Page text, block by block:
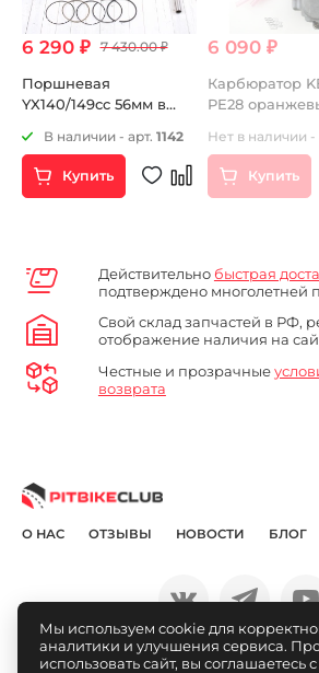
6 290 ₽ 7 430.00 ₽
Поршневая
YX140/149cc 56мм в
В наличии - арт. 1142
Купить
6 090 ₽
Карбюратор
PE28
Нет в наличии -
Купить
Действительно быстрая
подтверждено многолетней
Свой склад запчастей в РФ,
отображение наличия на
Честные и прозрачные
возврата
О НАС ОТЗЫВЫ НОВОСТИ БЛОГ
© Pitbikeclub.ru 2012-
Мы используем cookie для
аналитики и улучшения сервиса.
использовать сайт, вы соглашаетесь